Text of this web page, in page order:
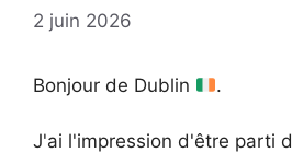
2 juin 2026
Bonjour de Dublin .
J'ai l'impression d'être parti